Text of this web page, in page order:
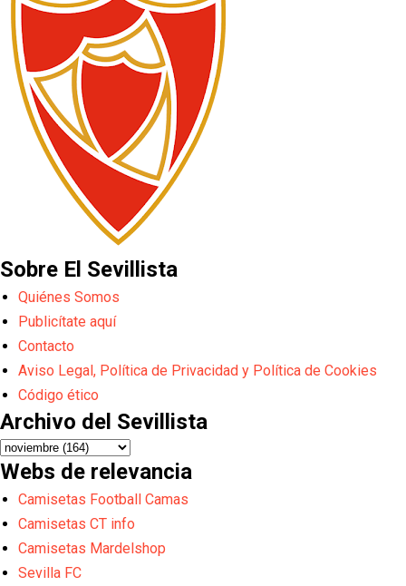
Sobre El Sevillista
Quiénes Somos
Publicítate aquí
Contacto
Aviso Legal, Política de Privacidad y Política de Cookies
Código ético
Archivo del Sevillista
Webs de relevancia
Camisetas Football Camas
Camisetas CT info
Camisetas Mardelshop
Sevilla FC